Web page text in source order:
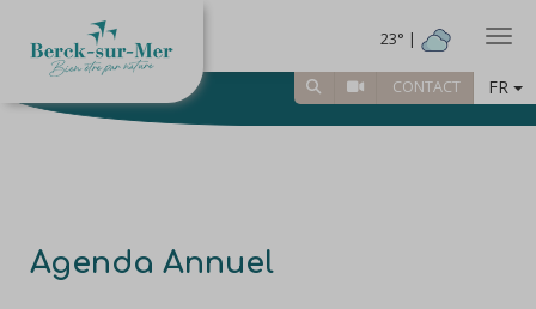
23° |
CONTACT FR
Agenda Annuel